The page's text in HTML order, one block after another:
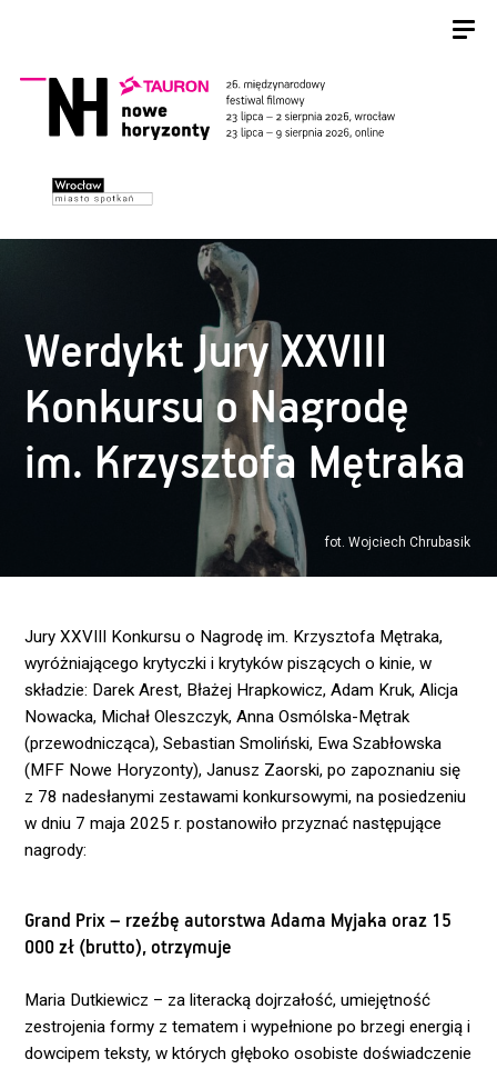
fot. Wojciech Chrubasik
Werdykt Jury XXVIII
Konkursu o Nagrodę
im. Krzysztofa Mętraka
Jury XXVIII Konkursu o Nagrodę im. Krzysztofa Mętraka,
wyróżniającego krytyczki i krytyków piszących o kinie, w
składzie: Darek Arest, Błażej Hrapkowicz, Adam Kruk, Alicja
Nowacka, Michał Oleszczyk, Anna Osmólska-Mętrak
(przewodnicząca), Sebastian Smoliński, Ewa Szabłowska
(MFF Nowe Horyzonty), Janusz Zaorski, po zapoznaniu się
z 78 nadesłanymi zestawami konkursowymi, na posiedzeniu
w dniu 7 maja 2025 r. postanowiło przyznać następujące
nagrody:
Grand Prix – rzeźbę autorstwa Adama Myjaka oraz 15
000 zł (brutto), otrzymuje
Maria Dutkiewicz – za literacką dojrzałość, umiejętność
zestrojenia formy z tematem i wypełnione po brzegi energią i
dowcipem teksty, w których głęboko osobiste doświadczenie